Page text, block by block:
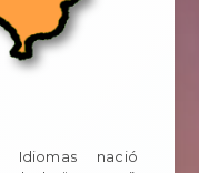
nació